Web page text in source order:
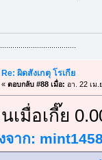
Re: ผิดสังเกตุ โรเกีย
« ตอบกลับ #88 เมื่อ: อา. 22 เม.
เมื่อเกี๊ย
จาก: